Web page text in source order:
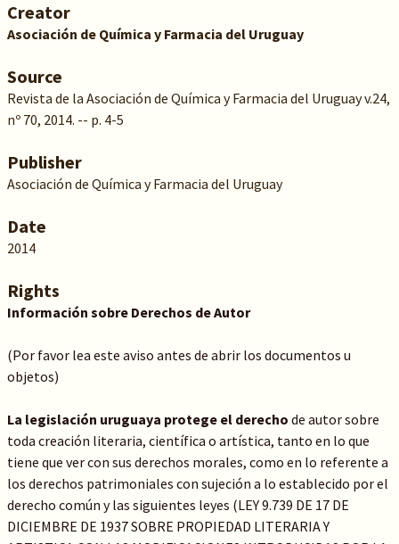
Creator
Asociación de Química y Farmacia del Uruguay
Source
Revista de la Asociación de Química y Farmacia del Uruguay v.24,
nº 70, 2014. -- p. 4-5
Publisher
Asociación de Química y Farmacia del Uruguay
Date
2014
Rights
Información sobre Derechos de Autor
(Por favor lea este aviso antes de abrir los documentos u
objetos)
La legislación uruguaya protege el derecho de autor sobre
toda creación literaria, científica o artística, tanto en lo que
tiene que ver con sus derechos morales, como en lo referente a
los derechos patrimoniales con sujeción a lo establecido por el
derecho común y las siguientes leyes (LEY 9.739 DE 17 DE
DICIEMBRE DE 1937 SOBRE PROPIEDAD LITERARIA Y